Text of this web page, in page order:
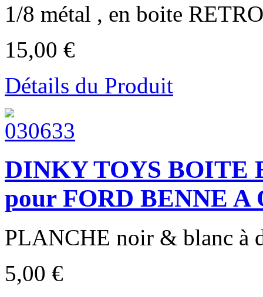
1/8 métal , en boite
15,00 €
Détails du Produit
DINKY TOYS BOITE
pour FORD BENNE A
PLANCHE noir & blanc à
5,00 €